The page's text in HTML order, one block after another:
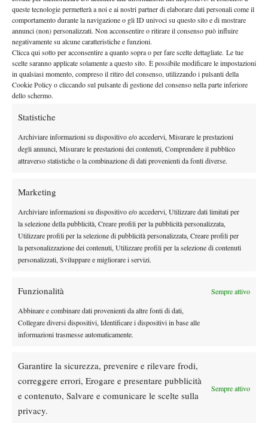
queste tecnologie permetterà a noi e ai nostri partner di elaborare dati personali come il
comportamento durante la navigazione o gli ID univoci su questo sito e di mostrare
annunci (non) personalizzati. Non acconsentire o ritirare il consenso può influire
negativamente su alcune caratteristiche e funzioni.
Clicca qui sotto per acconsentire a quanto sopra o per fare scelte dettagliate. Le tue
scelte saranno applicate solamente a questo sito. È possibile modificare le impostazioni
in qualsiasi momento, compreso il ritiro del consenso, utilizzando i pulsanti della
Cookie Policy o cliccando sul pulsante di gestione del consenso nella parte inferiore
dello schermo.
Statistiche
Archiviare informazioni su dispositivo e/o accedervi, Misurare le prestazioni
degli annunci, Misurare le prestazioni dei contenuti, Comprendere il pubblico
attraverso statistiche o la combinazione di dati provenienti da fonti diverse.
Marketing
Archiviare informazioni su dispositivo e/o accedervi, Utilizzare dati limitati per
la selezione della pubblicità, Creare profili per la pubblicità personalizzata,
Utilizzare profili per la selezione di pubblicità personalizzata, Creare profili per
la personalizzazione dei contenuti, Utilizzare profili per la selezione di contenuti
personalizzati, Sviluppare e migliorare i servizi.
Funzionalità Sempre attivo
Abbinare e combinare dati provenienti da altre fonti di dati,
Collegare diversi dispositivi, Identificare i dispositivi in base alle
informazioni trasmesse automaticamente.
Garantire la sicurezza, prevenire e rilevare frodi,
correggere errori, Erogare e presentare pubblicità
e contenuto, Salvare e comunicare le scelte sulla
privacy.
Sempre attivo
terzo set la cinese Zhang e viene travolta dal bel tennis di
Svetlana Kuznetsova (6-1 7-6 il parziale).
Catherine Bellis (589 pt.).Sicuramente positiva l’esperienza
sulla terra rossa di Roma per l’americana che, partendo dalle
qualificazioni, si spinge fino al secondo turno nel tabellone
principale. Eliminate Trevisan, Sorribes Tormo e Doi (6-4 7-6), il
giovane talento statunitense gioca un primo set alla pari con Kiki
Bertens, prima di arrendersi con il punteggio di 6-4 6-0.
Ashleigh Barty (587 pt.).A Roma c’è l’esordio sulla terra
battuta europea per l’australiana che si ferma al secondo turno di
qualificazioni del torneo Premier 5 per mano di Jelena Ostapenko
Ana Konjuh (586 pt.).
stata costretta a saltare il Wta Premier 5 di Roma.
Natalia Vikhlyantseva (538 pt.).Ancora una sconfitta al
primo match per la russa, eliminata dalla colombiana Duque
Marino con il punteggio di 7-6 7-5 nel primo turno di quali a
Nessun commento
Devi essere per inviare un commento.